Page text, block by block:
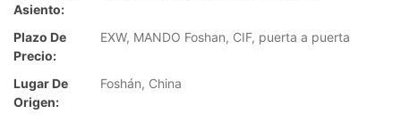
Asiento:
Plazo De
Precio:
EXW, MANDO Foshan, CIF, puerta a puerta
Lugar De
Origen:
Foshán, China